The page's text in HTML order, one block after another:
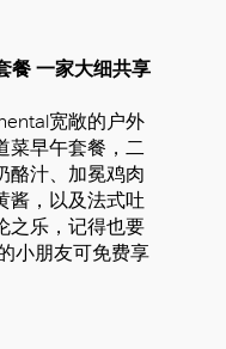
餐 一家大细共享
宽敞的户外
菜早午套餐，二
酪汁、加冕鸡肉
酱，以及法式吐
之乐，记得也要
小朋友可免费享